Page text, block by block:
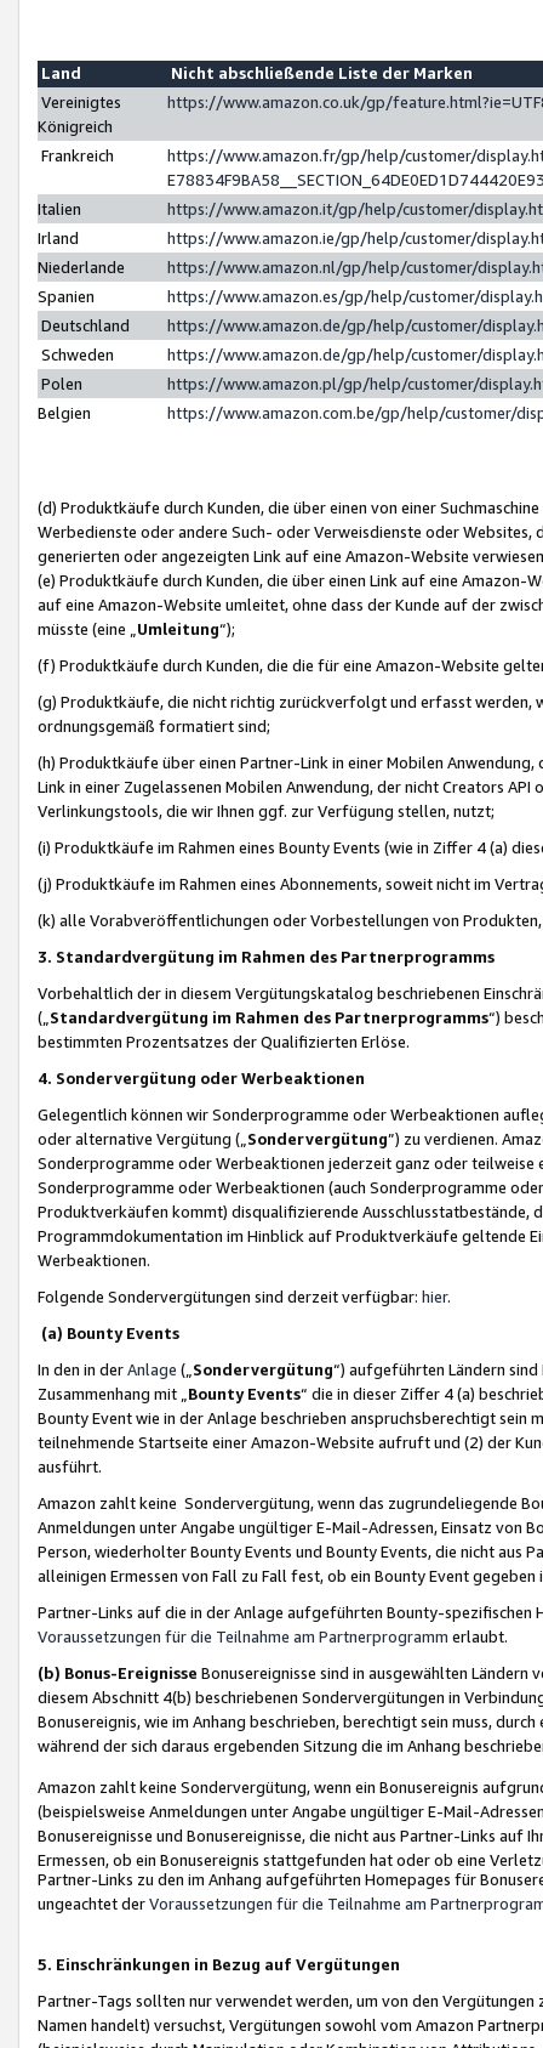
Land
Nicht abschließende Liste der Marken
Vereinigtes
Königreich
https://www.amazon.co.uk/gp/
Frankreich
https://www.amazon.fr/gp/help/customer/
Italien
https://www.amazon.it/gp/help/customer/
Irland
https://www.amazon.ie/gp/help/customer/
Niederlande
https://www.amazon.nl/gp/help/customer/
Spanien
https://www.amazon.es/gp/help/customer/
Deutschland
https://www.amazon.de/gp/help/customer/
Schweden
https://www.amazon.de/gp/help/customer/
Polen
https://www.amazon.pl/gp/help/customer/
Belgien
https://www.amazon.com.be/gp/help/customer/
(d) Produktkäufe durch Kunden, die über einen von einer
Werbedienste oder andere Such- oder Verweisdienste oder Websites,
generierten oder angezeigten Link auf eine Amazon-Website
(e) Produktkäufe durch Kunden, die über einen Link auf eine
auf eine Amazon-Website umleitet, ohne dass der Kunde auf der
müsste (eine „ Umleitung“);
(f) Produktkäufe durch Kunden, die die für eine Amazon-Website
(g) Produktkäufe, die nicht richtig zurückverfolgt und erfasst werden,
ordnungsgemäß formatiert sind;
(h) Produktkäufe über einen Partner-Link in einer Mobilen
Link in einer Zugelassenen Mobilen Anwendung, der nicht Creators
Verlinkungstools, die wir Ihnen ggf. zur Verfügung stellen, nutzt;
(i) Produktkäufe im Rahmen eines Bounty Events (wie in Ziffer 4 (a)
(j) Produktkäufe im Rahmen eines Abonnements, soweit nicht im
(k) alle Vorabveröffentlichungen oder Vorbestellungen von
3. Standardvergütung im Rahmen des Partnerprogramms
Vorbehaltlich der in diesem Vergütungskatalog beschriebenen
(„ Standardvergütung im Rahmen des Partnerprogramms“)
bestimmten Prozentsatzes der Qualifizierten Erlöse.
4. Sondervergütung oder Werbeaktionen
Gelegentlich können wir Sonderprogramme oder Werbeaktionen
oder alternative Vergütung („ Sondervergütung”) zu verdienen.
Sonderprogramme oder Werbeaktionen jederzeit ganz oder
Sonderprogramme oder Werbeaktionen (auch Sonderprogramme
Produktverkäufen kommt) disqualifizierende Ausschlusstatbestände,
Programmdokumentation im Hinblick auf Produktverkäufe geltende
Werbeaktionen.
Folgende Sondervergütungen sind derzeit verfügbar: hier.
(a) Bounty Events
In den in derAnlage („ Sondervergütung“) aufgeführten Ländern
Zusammenhang mit „ Bounty Events“ die in dieser Ziffer 4 (a)
Bounty Event wie in der Anlage beschrieben anspruchsberechtigt sein
teilnehmende Startseite einer Amazon-Website aufruft und (2) der
ausführt.
Amazon zahlt keine Sondervergütung, wenn das zugrundeliegende
Anmeldungen unter Angabe ungültiger E-Mail-Adressen, Einsatz von
Person, wiederholter Bounty Events und Bounty Events, die nicht
alleinigen Ermessen von Fall zu Fall fest, ob ein Bounty Event
Partner-Links auf die in der Anlage aufgeführten Bounty-spezifischen
Voraussetzungen für die Teilnahme am Partnerprogramm erlaubt.
(b) Bonus-Ereignisse Bonusereignisse sind in ausgewählten Ländern
diesem Abschnitt 4(b) beschriebenen Sondervergütungen in
Bonusereignis, wie im Anhang beschrieben, berechtigt sein muss,
während der sich daraus ergebenden Sitzung die im Anhang
Amazon zahlt keine Sondervergütung, wenn ein Bonusereignis
(beispielsweise Anmeldungen unter Angabe ungültiger E-Mail-
Bonusereignisse und Bonusereignisse, die nicht aus Partner-Links auf
Ermessen, ob ein Bonusereignis stattgefunden hat oder ob eine
Partner-Links zu den im Anhang aufgeführten Homepages für
ungeachtet derVoraussetzungen für die Teilnahme am
5. Einschränkungen in Bezug auf Vergütungen
Partner-Tags sollten nur verwendet werden, um von den
Namen handelt) versuchst, Vergütungen sowohl vom Amazon